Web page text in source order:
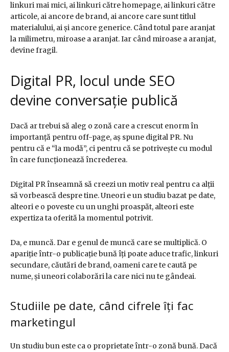
linkuri mai mici, ai linkuri către homepage, ai linkuri către
articole, ai ancore de brand, ai ancore care sunt titlul
materialului, ai și ancore generice. Când totul pare aranjat
la milimetru, miroase a aranjat. Iar când miroase a aranjat,
devine fragil.
Digital PR, locul unde SEO
devine conversație publică
Dacă ar trebui să aleg o zonă care a crescut enorm în
importanță pentru off-page, aș spune digital PR. Nu
pentru că e “la modă”, ci pentru că se potrivește cu modul
în care funcționează încrederea.
Digital PR înseamnă să creezi un motiv real pentru ca alții
să vorbească despre tine. Uneori e un studiu bazat pe date,
alteori e o poveste cu un unghi proaspăt, alteori este
expertiza ta oferită la momentul potrivit.
Da, e muncă. Dar e genul de muncă care se multiplică. O
apariție într-o publicație bună îți poate aduce trafic, linkuri
secundare, căutări de brand, oameni care te caută pe
nume, și uneori colaborări la care nici nu te gândeai.
Studiile pe date, când cifrele îți fac
marketingul
Un studiu bun este ca o proprietate într-o zonă bună. Dacă